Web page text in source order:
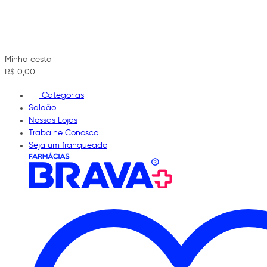
Minha cesta
R$ 0,00
Categorias
Saldão
Nossas Lojas
Trabalhe Conosco
Seja um franqueado